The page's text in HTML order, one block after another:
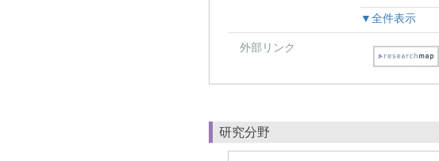
▼全件表示
外部リンク
研究分野